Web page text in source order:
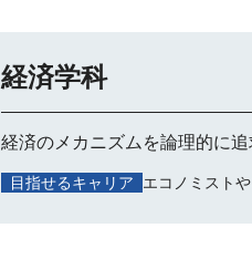
経済学科
経済のメカニズムを論理的に
目指せるキャリア エコノミスト